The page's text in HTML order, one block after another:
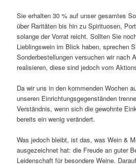
Sie erhalten 30 % auf unser gesamtes
über Raritäten bis hin zu Spirituosen,
solange der Vorrat reicht. Sollten Sie
Lieblingswein im Blick haben, sprechen
Sonderbestellungen versuchen wir nach
realisieren, diese sind jedoch vom
Da wir uns in den kommenden Wochen
unseren Einrichtungsgegenständen
Verständnis, wenn sich die gewohnte
bereits ein wenig verändert.
Was jedoch bleibt, ist das, was Wein &
ausgezeichnet hat: die Freude an guter
Leidenschaft für besondere Weine.